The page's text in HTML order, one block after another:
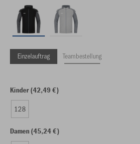
Einzelauftrag Teambestellung
Kinder (42,49 €)
128
Damen (45,24 €)